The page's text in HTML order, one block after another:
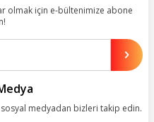
memnuniyetini
olmak için e-bültenimize abone
medyadan bizleri takip edin.